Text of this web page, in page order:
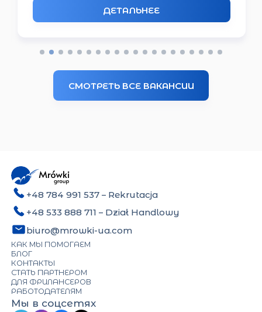
ДЕТАЛЬНЕЕ
СМОТРЕТЬ ВСЕ ВАКАНСИИ
+48 784 991 537 – Rekrutacja
+48 533 888 711 – Dział Handlowy
biuro@mrowki-ua.com
КАК МЫ ПОМОГАЕМ
БЛОГ
КОНТАКТЫ
СТАТЬ ПАРТНЕРОМ
ДЛЯ ФРИЛАНСЕРОВ
РАБОТОДАТЕЛЯМ
Мы в соцсетях